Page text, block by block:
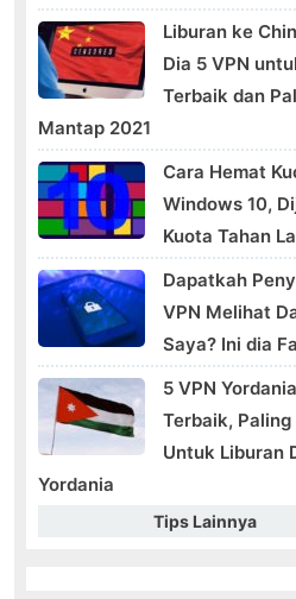
Liburan ke
Dia 5 VPN
Terbaik dan
Mantap 2021
Cara Hemat
Windows 10,
Kuota Tahan
Dapatkah
VPN Melihat
Saya? Ini dia
5 VPN Yordania
Terbaik,
Untuk Liburan
Yordania
Tips Lainnya